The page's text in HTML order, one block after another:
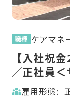
職種 ケアマネ
【入社祝
／正社員
雇用形態: